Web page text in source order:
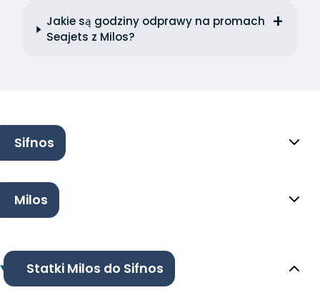
Jakie są godziny odprawy na promach
Seajets z Milos?
Sifnos
Milos
Statki Milos do Sifnos